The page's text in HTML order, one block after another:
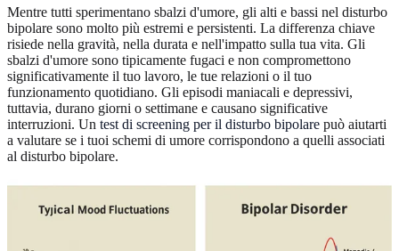
Mentre tutti sperimentano sbalzi d'umore, gli alti e bassi nel disturbo
bipolare sono molto più estremi e persistenti. La differenza chiave
risiede nella gravità, nella durata e nell'impatto sulla tua vita. Gli
sbalzi d'umore sono tipicamente fugaci e non compromettono
significativamente il tuo lavoro, le tue relazioni o il tuo
funzionamento quotidiano. Gli episodi maniacali e depressivi,
tuttavia, durano giorni o settimane e causano significative
interruzioni. Un test di screening per il disturbo bipolare può aiutarti
a valutare se i tuoi schemi di umore corrispondono a quelli associati
al disturbo bipolare.